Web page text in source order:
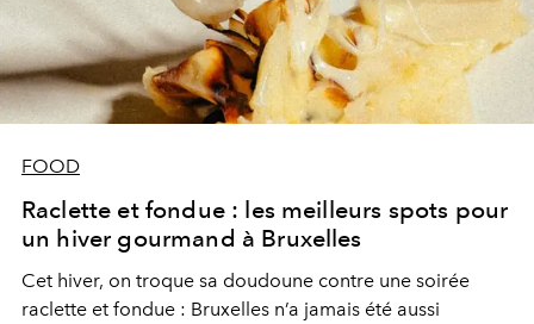
FOOD
Raclette et fondue : les meilleurs spots pour
un hiver gourmand à Bruxelles
Cet hiver, on troque sa doudoune contre une soirée
raclette et fondue : Bruxelles n’a jamais été aussi